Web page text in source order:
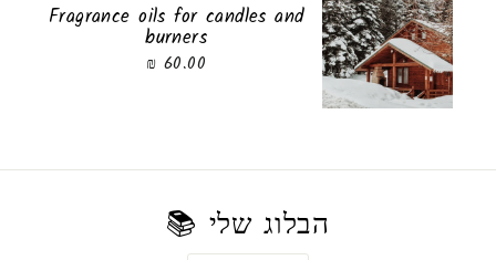
Fragrance oils for candles and
burners
60.00 ₪
הבלוג שלי 📚